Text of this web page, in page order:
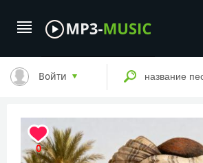
Войти
0